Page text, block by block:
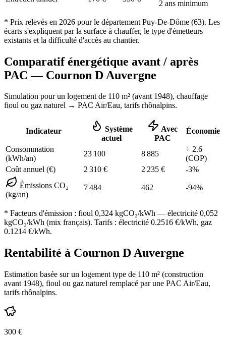
2 ans minimum
* Prix relevés en 2026 pour le département Puy-De-Dôme (63). Les
écarts s'expliquent par la surface à chauffer, le type d'émetteurs
existants et la difficulté d'accès au chantier.
Comparatif énergétique avant / après
PAC — Cournon D Auvergne
Simulation pour un logement de 110 m² (avant 1948), chauffage
fioul ou gaz naturel → PAC Air/Eau, tarifs rhônalpins.
Indicateur
Système
actuel
Avec
PAC
Économie
Consommation
(kWh/an)
23 100 8 885
÷ 2.6
(COP)
Coût annuel (€)
2 310 € 2 235 € -3%
Émissions CO₂
(kg/an)
7 484 462 -94%
* Facteurs d'émission : fioul 0,324 kgCO₂/kWh — électricité 0,052
kgCO₂/kWh (mix français). Tarifs : électricité 0.2516 €/kWh, gaz
0.1214 €/kWh.
Rentabilité à Cournon D Auvergne
Estimation basée sur un logement type de 110 m² (construction
avant 1948), fioul ou gaz naturel remplacé par une PAC Air/Eau,
tarifs rhônalpins.
300 €